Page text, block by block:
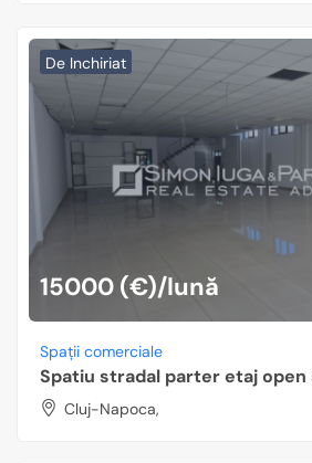
De Inchiriat
15000 (€)/lună
Spații comerciale
Spatiu stradal parter etaj
Cluj-Napoca,